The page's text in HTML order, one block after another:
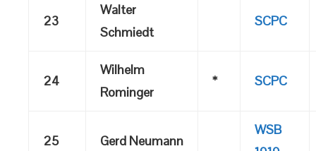
23
Walter
Schmiedt
SCPC
24
Wilhelm
Rominger
* SCPC
25 Gerd Neumann
WSB